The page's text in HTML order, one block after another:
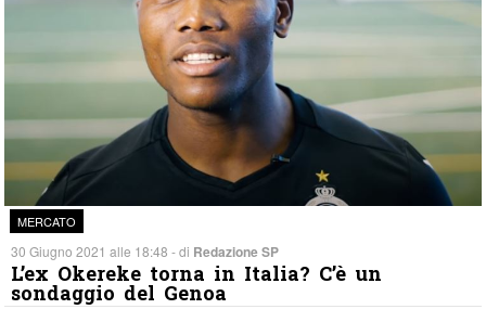
MERCATO
30 Giugno 2021 alle 18:48 - di Redazione SP
L’ex Okereke torna in Italia? C’è un
sondaggio del Genoa